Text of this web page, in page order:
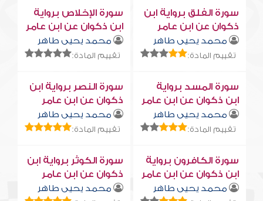
سورة الفلق برواية ابن
ذكوان عن ابن عامر
محمد يحيى طاهر
تقييم المادة:
سورة الإخلاص برواية
ابن ذكوان عن ابن عامر
محمد يحيى طاهر
تقييم المادة:
سورة المسد برواية
ابن ذكوان عن ابن عامر
محمد يحيى طاهر
تقييم المادة:
سورة النصر برواية ابن
ذكوان عن ابن عامر
محمد يحيى طاهر
تقييم المادة:
سورة الكافرون برواية
ابن ذكوان عن ابن عامر
محمد يحيى طاهر
سورة الكوثر برواية ابن
ذكوان عن ابن عامر
محمد يحيى طاهر